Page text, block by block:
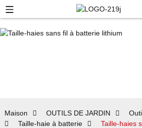
Maison OUTILS DE JARDIN
Taille-haie à batterie
Taille-haies